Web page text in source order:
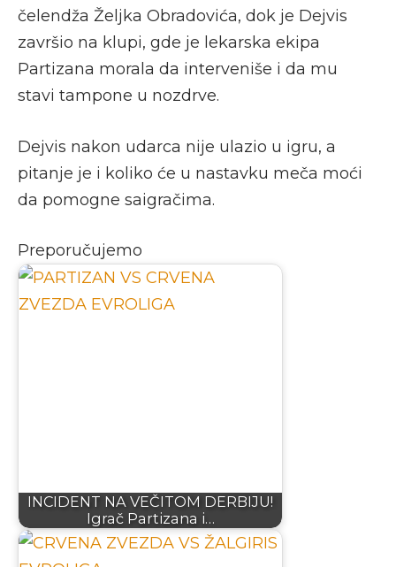
čelendža Željka Obradovića, dok je Dejvis
završio na klupi, gde je lekarska ekipa
Partizana morala da interveniše i da mu
stavi tampone u nozdrve.
Dejvis nakon udarca nije ulazio u igru, a
pitanje je i koliko će u nastavku meča moći
da pomogne saigračima.
Preporučujemo
INCIDENT NA VEČITOM DERBIJU!
Igrač Partizana i…